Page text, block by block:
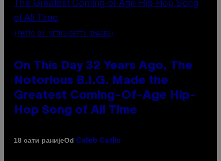
(PHOTO BY NITRO/GETTY IMAGES)
On This Day 32 Years Ago, The
Notorious B.I.G. Made the
Greatest Coming-Of-Age Hip-
Hop Song of All Time
18 сати ранијеOd Caleb Catlin